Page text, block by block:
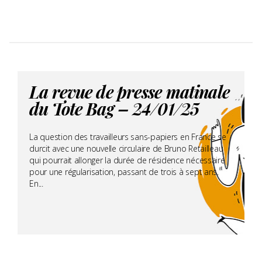
La revue de presse matinale
du Tote Bag – 24/01/25
La question des travailleurs sans-papiers en France se
durcit avec une nouvelle circulaire de Bruno Retailleau
qui pourrait allonger la durée de résidence nécessaire
pour une régularisation, passant de trois à sept ans.
En...